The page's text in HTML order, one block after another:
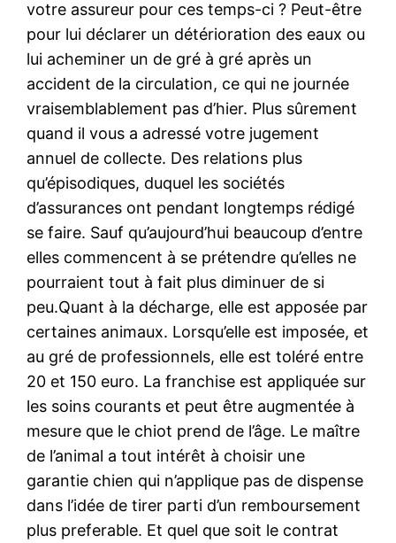
votre assureur pour ces temps-ci ? Peut-être
pour lui déclarer un détérioration des eaux ou
lui acheminer un de gré à gré après un
accident de la circulation, ce qui ne journée
vraisemblablement pas d’hier. Plus sûrement
quand il vous a adressé votre jugement
annuel de collecte. Des relations plus
qu’épisodiques, duquel les sociétés
d’assurances ont pendant longtemps rédigé
se faire. Sauf qu’aujourd’hui beaucoup d’entre
elles commencent à se prétendre qu’elles ne
pourraient tout à fait plus diminuer de si
peu.Quant à la décharge, elle est apposée par
certaines animaux. Lorsqu’elle est imposée, et
au gré de professionnels, elle est toléré entre
20 et 150 euro. La franchise est appliquée sur
les soins courants et peut être augmentée à
mesure que le chiot prend de l’âge. Le maître
de l’animal a tout intérêt à choisir une
garantie chien qui n’applique pas de dispense
dans l’idée de tirer parti d’un remboursement
plus preferable. Et quel que soit le contrat